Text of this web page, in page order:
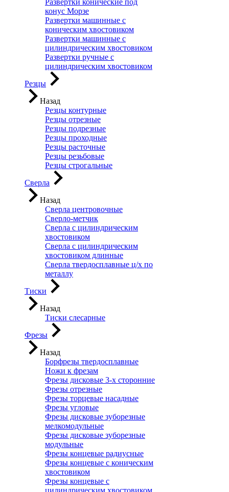
Развертки конические под
конус Морзе
Развертки машинные с
коническим хвостовиком
Развертки машинные с
цилиндрическим хвостовиком
Развертки ручные с
цилиндрическим хвостовиком
Резцы
Назад
Резцы контурные
Резцы отрезные
Резцы подрезные
Резцы проходные
Резцы расточные
Резцы резьбовые
Резцы строгальные
Сверла
Назад
Сверла центровочные
Сверло-метчик
Сверла с цилиндрическим
хвостовиком
Сверла с цилиндрическим
хвостовиком длинные
Сверла твердосплавные ц/х по
металлу
Тиски
Назад
Тиски слесарные
Фрезы
Назад
Борфрезы твердосплавные
Ножи к фрезам
Фрезы дисковые 3-х сторонние
Фрезы отрезные
Фрезы торцевые насадные
Фрезы угловые
Фрезы дисковые зуборезные
мелкомодульные
Фрезы дисковые зуборезные
модульные
Фрезы концевые радиусные
Фрезы концевые с коническим
хвостовиком
Фрезы концевые с
цилиндрическим хвостовиком